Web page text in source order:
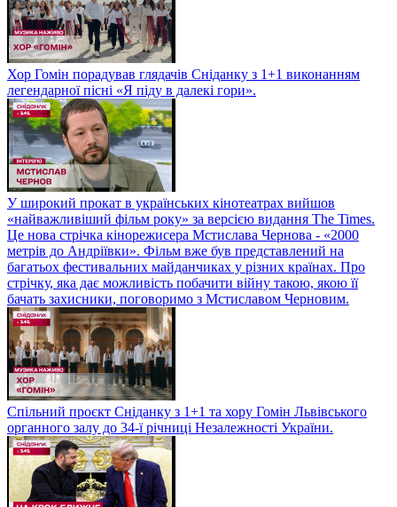
Хор Гомін порадував глядачів Сніданку з 1+1 виконанням
легендарної пісні «Я піду в далекі гори».
У широкий прокат в українських кінотеатрах вийшов
«найважливіший фільм року» за версією видання The Times.
Це нова стрічка кінорежисера Мстислава Чернова - «2000
метрів до Андріївки». Фільм вже був представлений на
багатьох фестивальних майданчиках у різних країнах. Про
стрічку, яка дає можливість побачити війну такою, якою її
бачать захисники, поговоримо з Мстиславом Черновим.
Спільний проєкт Сніданку з 1+1 та хору Гомін Львівського
органного залу до 34-ї річниці Незалежності України.